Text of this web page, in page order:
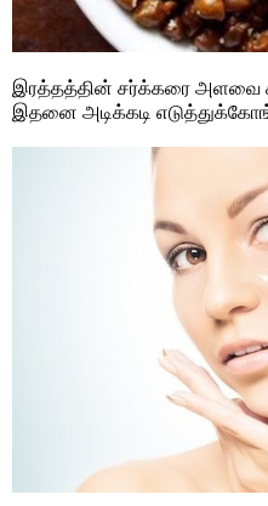
இரத்தத்தின் சர்க்கரை அளவை
இதனை அடிக்கடி